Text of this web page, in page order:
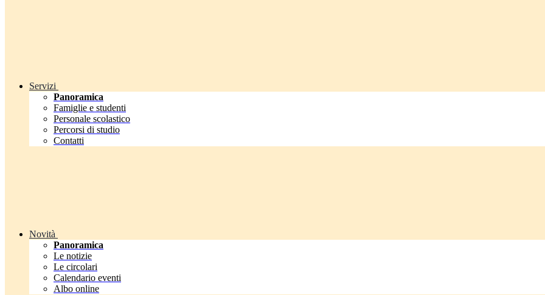
Servizi
Panoramica
Famiglie e studenti
Personale scolastico
Percorsi di studio
Contatti
Novità
Panoramica
Le notizie
Le circolari
Calendario eventi
Albo online